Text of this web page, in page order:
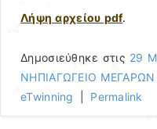
Λήψη αρχείου pdf.
Δημοσιεύθηκε στις 29
ΝΗΠΙΑΓΩΓΕΙΟ ΜΕΓΑΡΩΝ
eTwinning
Permalink